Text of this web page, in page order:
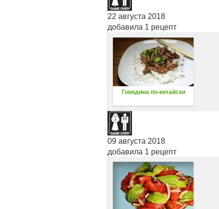
22 августа 2018
добавила 1 рецепт
Говядина по-китайски
09 августа 2018
добавила 1 рецепт